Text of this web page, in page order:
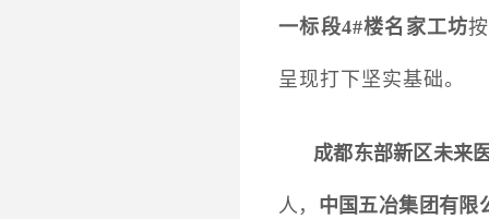
一标段4#楼名家工坊
呈现打下坚实基础。
成都东部新区未来
人， 中国五冶集团有限